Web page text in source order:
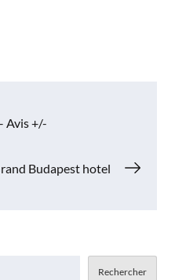
Avis +/-
Budapest hotel
Rechercher